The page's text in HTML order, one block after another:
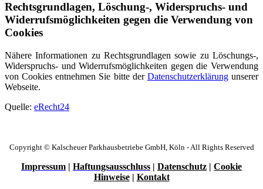
Rechtsgrundlagen, Löschung-, Widerspruchs- und
Widerrufsmöglichkeiten gegen die Verwendung von
Cookies
Nähere Informationen zu Rechtsgrundlagen sowie zu Löschungs-,
Widerspruchs- und Widerrufsmöglichkeiten gegen die Verwendung
von Cookies entnehmen Sie bitte der Datenschutzerklärungunserer
Webseite.
Quelle: eRecht24
Copyright © Kalscheuer Parkhausbetriebe GmbH, Köln - All Rights Reserved
Impressum | Haftungsausschluss | Datenschutz | Cookie
Hinweise | Kontakt